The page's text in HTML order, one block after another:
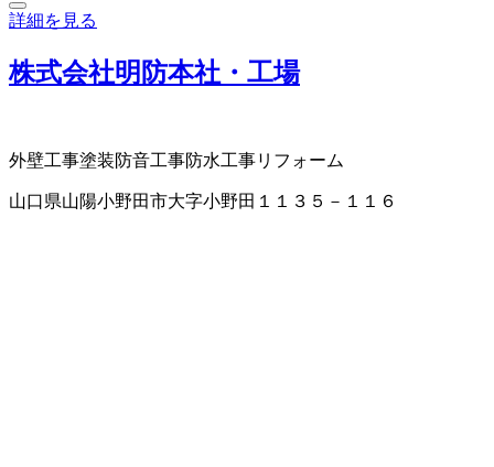
詳細を見る
株式会社明防本社・工場
外壁工事塗装防音工事防水工事リフォーム
山口県山陽小野田市大字小野田１１３５－１１６